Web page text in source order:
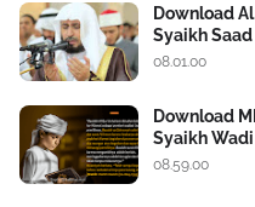
Download
Syaikh
08.01.00
Download
Syaikh
08.59.00